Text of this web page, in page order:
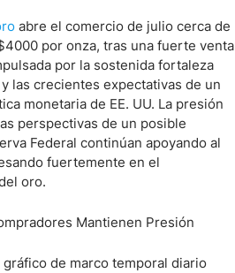
abre el comercio de julio cerca de
por onza, tras una fuerte venta
por la sostenida fortaleza
las crecientes expectativas de un
monetaria de EE. UU. La presión
perspectivas de un posible
Federal continúan apoyando al
fuertemente en el
oro.
de marco temporal diario